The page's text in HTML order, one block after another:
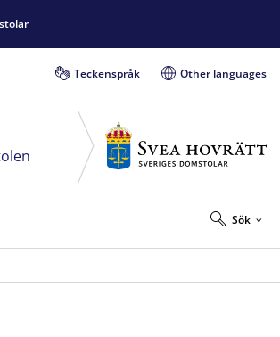
Teckenspråk Other languages
Sök